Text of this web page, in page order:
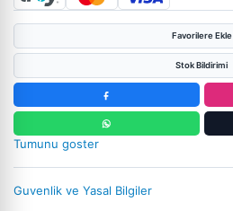
Favorilere Ekle
Stok Bildirimi
Tumunu goster
Guvenlik ve Yasal Bilgiler